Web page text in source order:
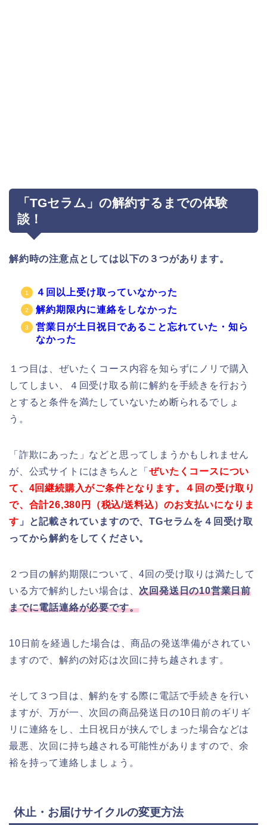
「TGセラム」の解約するまでの体験
談！
解約時の注意点としては以下の３つがあります。
４回以上受け取っていなかった
解約期限内に連絡をしなかった
営業日が土日祝日であること忘れていた・知ら
なかった
１つ目は、ぜいたくコース内容を知らずにノリで購入
してしまい、４回受け取る前に解約を手続きを行おう
とすると条件を満たしていないため断られるでしょ
う。
「詐欺にあった」などと思ってしまうかもしれません
が、公式サイトにはきちんと「ぜいたく コースについ
て、4回継続購入がご条件となります。４回の受け取り
で、合計26,380円（税込/送料込）のお支払いになりま
す 」と記載されていますので、TGセラムを４回受け取
ってから解約をしてください。
２つ目の解約期限について、4回の受け取りは満たして
いる方で解約したい場合は、次回発送日の10営業日前
までに電話連絡が必要です。
10日前を経過した場合は、商品の発送準備がされてい
ますので、解約の対応は次回に持ち越されます。
そして３つ目は、解約をする際に電話で手続きを行い
ますが、万が一、次回の商品発送日の10日前のギリギ
リに連絡をし、土日祝日が挟んでしまった場合などは
最悪、次回に持ち越される可能性がありますので、余
裕を持って連絡しましょう。
休止・お届けサイクルの変更方法